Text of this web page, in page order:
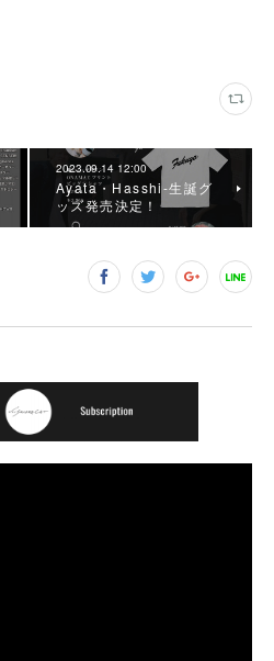
2023.09.14 12:00
Ayata・Hasshi-生誕グ
ッズ発売決定！